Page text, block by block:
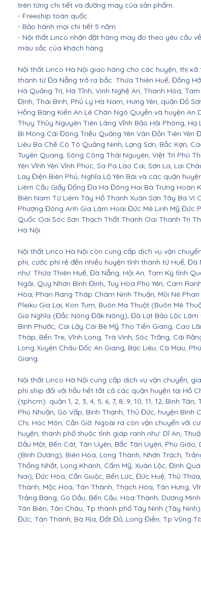
trên từng chi tiết và đường may của sản phẩm.
- Freeship toàn quốc
- Bảo hành mọi chi tiết 5 năm
- Nội thất Linco nhận đặt hàng may đo theo yêu cầu
màu sắc của khách hàng
Nội thất Linco Hà Nội giao hàng cho các huyện, thị
thành từ Đà Nẵng trở ra bắc: Thừa Thiên Huế, Đồng
Hà Quảng Trị, Hà Tĩnh, Vinh Nghệ An, Thanh Hóa,
Định, Thái Bình, Phủ Lý Hà Nam, Hưng Yên, quận Đồ
Hồng Bàng Kiến An Lê Chân Ngô Quyền và huyện An
Thụy Thủy Nguyên Tiên Lãng Vĩnh Bảo Hải Phòng, Hạ
Bí Móng Cái Đông Triều Quảng Yên Vân Đồn Tiên Yên
Liêu Ba Chẽ Cô Tô Quảng Ninh, Lạng Sơn, Bắc Kạn,
Tuyên Quang, Sông Công Thái Nguyên, Việt Trì Phú
Yên Vĩnh Yên Vĩnh Phúc, Sa Pa Lào Cai, Sơn La, Lai
Lay Điện Biên Phủ, Nghĩa Lộ Yên Bái và các quận
Liêm Cầu Giấy Đống Đa Hà Đông Hai Bà Trưng Hoàn
Biên Nam Từ Liêm Tây Hồ Thanh Xuân Sơn Tây Ba Vì
Phượng Đông Anh Gia Lâm Hoài Đức Mê Linh Mỹ Đức
Quốc Oai Sóc Sơn Thạch Thất Thanh Oai Thanh Trì
Hà Nội.
Nội thất Linco Hà Nội còn cung cấp dịch vụ vận
phí, cước phí rẻ đến nhiều huyện tỉnh thành từ Huế,
như: Thừa Thiên Huế, Đà Nẵng, Hội An, Tam Kỳ tỉnh
Ngãi, Quy Nhơn Bình Định, Tuy Hòa Phú Yên, Cam
Hòa, Phan Rang Tháp Chàm Ninh Thuận, Mũi Né
Pleiku Gia Lai, Kon Tum, Buôn Ma Thuột (Buôn Mê
Gia Nghĩa (Đắc Nông Đăk Nông), Đà Lạt Bảo Lộc
Bình Phước, Cai Lậy Cái Bè Mỹ Tho Tiền Giang, Cao
Tháp, Bến Tre, Vĩnh Long, Trà Vinh, Sóc Trăng, Cái
Long Xuyên Châu Đốc An Giang, Bạc Liêu, Cà Mau,
Giang.
Nội thất Linco Hà Nội cung cấp dịch vụ vận chuyển,
phí ship đối với hầu hết tất cả các quận huyện tại Hồ
(tphcm): quận 1, 2, 3, 4, 5, 6, 7, 8, 9, 10, 11, 12, Bình Tân,
Phú Nhuận, Gò Vấp, Bình Thạnh, Thủ Đức, huyện Bình
Chi, Hóc Môn, Cần Giờ. Ngoài ra còn vận chuyển với
huyện, thành phố thuộc tỉnh giáp ranh như: Dĩ An,
Dầu Một, Bến Cát, Tân Uyên, Bắc Tân Uyên, Phú Giáo,
(Bình Dương), Biên Hòa, Long Thành, Nhơn Trạch,
Thống Nhất, Long Khánh, Cẩm Mỹ, Xuân Lộc, Định
Nai), Đức Hòa, Cần Giuộc, Bến Lức, Đức Huệ, Thủ
Thành, Mộc Hóa, Tân Thành, Thạch Hóa, Tân Hưng,
Trảng Bàng, Gò Dầu, Bến Cầu, Hòa Thành, Dương
Tân Biên, Tân Châu, Tp thành phố Tây Ninh (Tây
Đức, Tân Thành, Bà Rịa, Đất Đỏ, Long Điền, Tp Vũng